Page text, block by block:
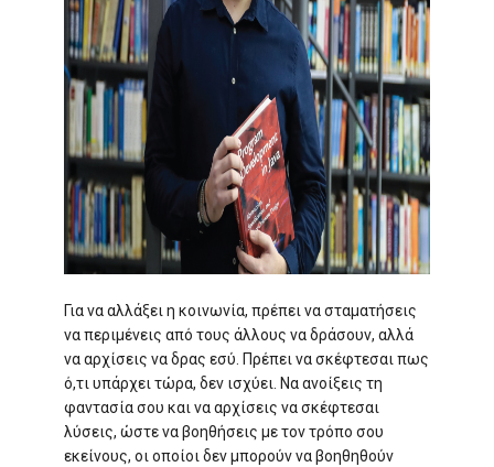
Για να αλλάξει η κοινωνία, πρέπει να σταματήσεις
να περιμένεις από τους άλλους να δράσουν, αλλά
να αρχίσεις να δρας εσύ. Πρέπει να σκέφτεσαι πως
ό,τι υπάρχει τώρα, δεν ισχύει. Να ανοίξεις τη
φαντασία σου και να αρχίσεις να σκέφτεσαι
λύσεις, ώστε να βοηθήσεις με τον τρόπο σου
εκείνους, οι οποίοι δεν μπορούν να βοηθηθούν